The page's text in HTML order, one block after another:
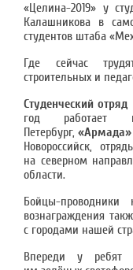
«Целина-2019» у
Калашникова в
студентов штаба
Где сейчас
строительных и
Студенческий
год работает
Петербург,«Армада»
Новороссийск,
на северном
области.
Бойцы-
вознаграждения
с городами нашей
Впереди у